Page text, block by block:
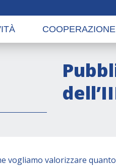
COOPERAZIONE
vogliamo valorizzare